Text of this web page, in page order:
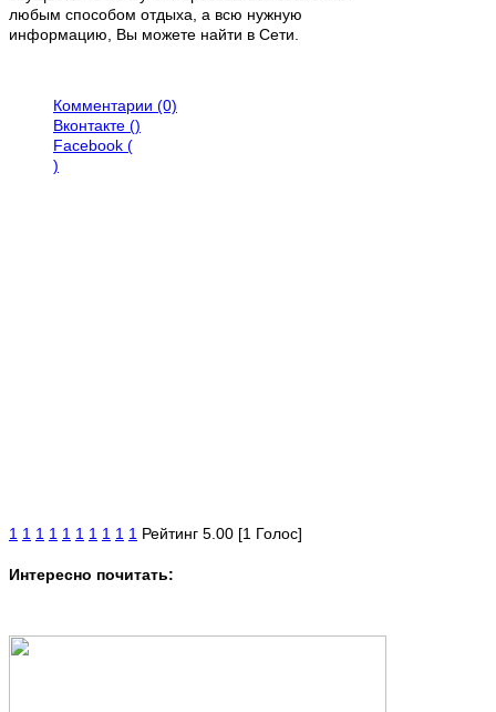
любым способом отдыха, а всю нужную
информацию, Вы можете найти в Сети.
Комментарии (0)
Вконтакте ()
Facebook (
)
1 1 1 1 1 1 1 1 1 1 Рейтинг 5.00 [1 Голос]
Интересно почитать: